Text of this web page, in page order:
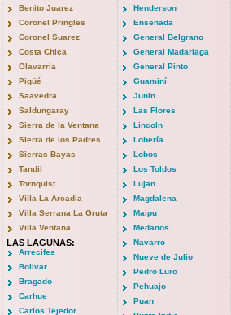
Benito Juarez
Coronel Pringles
Coronel Suarez
Costa Chica
Olavarria
Pigüé
Saavedra
Saldungaray
Sierra de la Ventana
Sierra de los Padres
Sierras Bayas
Tandil
Tornquist
Villa La Arcadia
Villa Serrana La Gruta
Villa Ventana
LAS LAGUNAS:
Arrecifes
Bolivar
Bragado
Carhue
Carlos Tejedor
Henderson
Ensenada
General Belgrano
General Madariaga
General Pinto
Guaminí
Junin
Las Flores
Lincoln
Lobería
Lobos
Los Toldos
Lujan
Magdalena
Maipu
Medanos
Navarro
Nueve de Julio
Pedro Luro
Pehuajo
Puan